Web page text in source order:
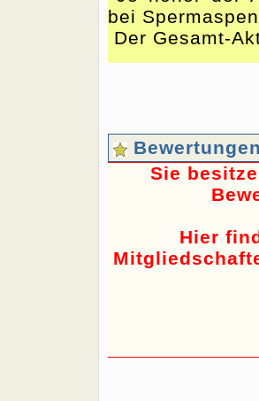
bei
Der Gesamt-
Sie
Hier